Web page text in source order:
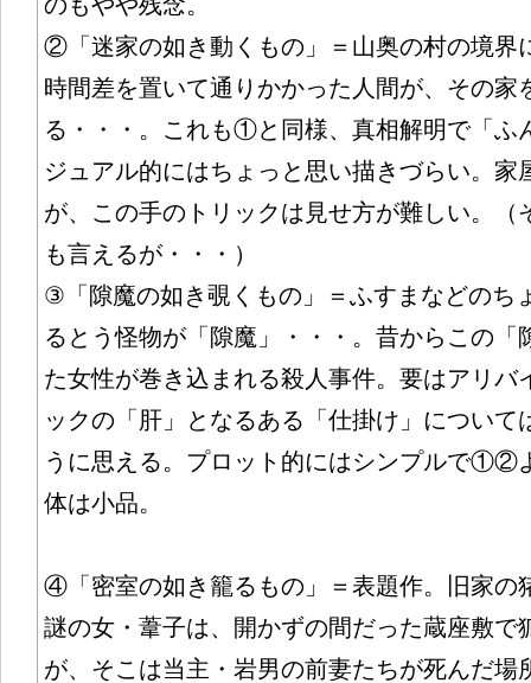
②「迷家の如き動くもの」＝山奥の村の境界
時間差を置いて通りかかった人間が、その家
る・・・。これも①と同様、真相解明で「ふ
ジュアル的にはちょっと思い描きづらい。家
が、この手のトリックは見せ方が難しい。（
も言えるが・・・）
③「隙魔の如き覗くもの」＝ふすまなどのち
るとう怪物が「隙魔」・・・。昔からこの「
た女性が巻き込まれる殺人事件。要はアリバ
ックの「肝」となるある「仕掛け」について
うに思える。プロット的にはシンプルで①②
体は小品。
④「密室の如き籠るもの」＝表題作。旧家の
謎の女・葦子は、開かずの間だった蔵座敷で
が、そこは当主・岩男の前妻たちが死んだ場